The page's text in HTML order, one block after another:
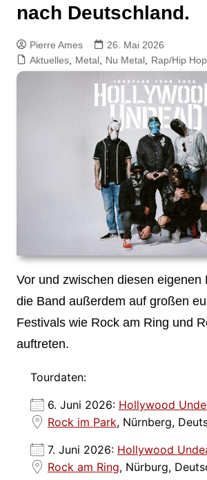
nach Deutschland.
Pierre Ames
26. Mai 2026
Aktuelles, Metal, Nu Metal, Rap/Hip Hop
Vor und zwischen diesen eigenen
die Band außerdem auf großen
Festivals wie Rock am Ring und
auftreten.
Tourdaten:
6. Juni 2026: Hollywood
Rock im Park, Nürnberg,
7. Juni 2026: Hollywood
Rock am Ring, Nürburg,